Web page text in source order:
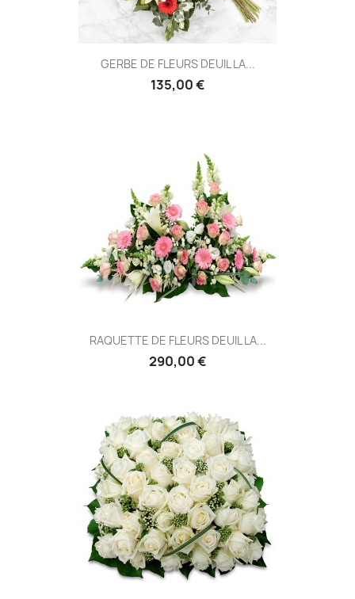
GERBE DE FLEURS DEUIL LA...
135,00 €
RAQUETTE DE FLEURS DEUIL LA...
290,00 €